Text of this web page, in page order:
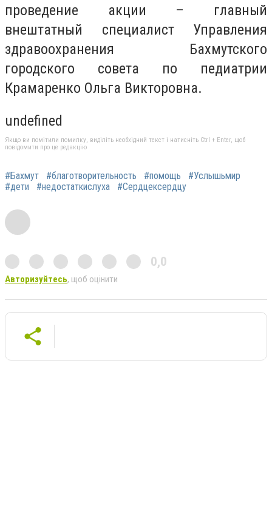
проведение акции – главный
внештатный специалист Управления
здравоохранения Бахмутского
городского совета по педиатрии
Крамаренко Ольга Викторовна.
undefined
Якщо ви помітили помилку, виділіть необхідний текст і натисніть Ctrl + Enter, щоб
повідомити про це редакцію
#Бахмут #благотворительность #помощь
#Услышьмир
#дети
#недостаткислуха #Сердцексердцу
0,0
Авторизуйтесь, щоб оцінити